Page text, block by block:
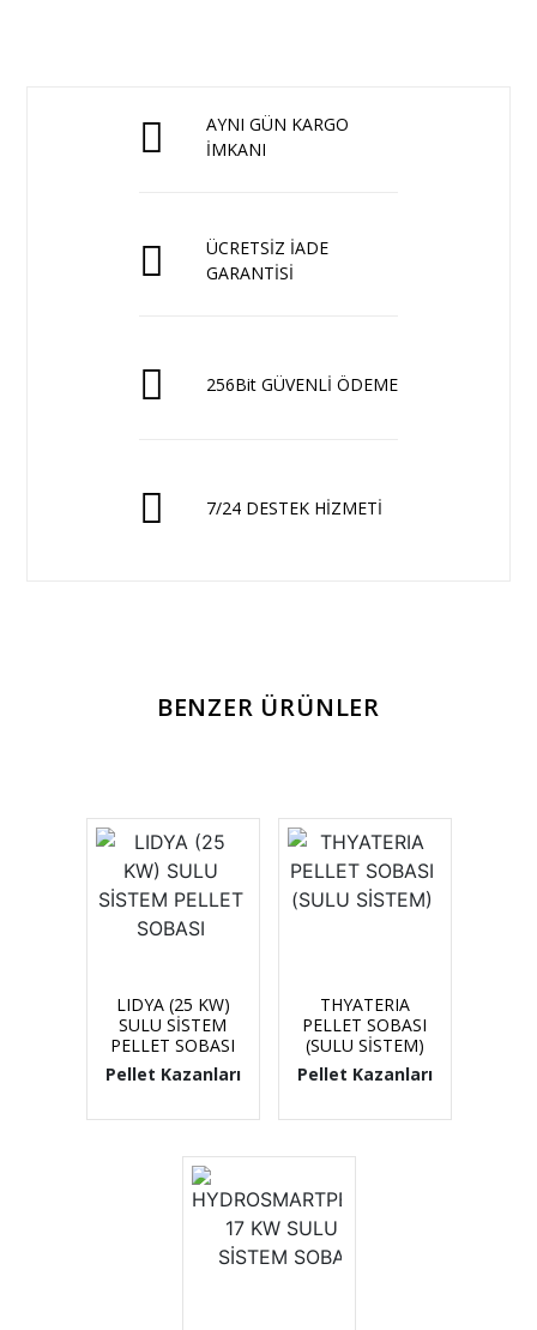
AYNI GÜN KARGO
İMKANI
ÜCRETSİZ İADE
GARANTİSİ
256Bit GÜVENLİ ÖDEME
7/24 DESTEK HİZMETİ
BENZER ÜRÜNLER
LIDYA (25 KW)
SULU SİSTEM
PELLET SOBASI
Pellet Kazanları
THYATERIA
PELLET SOBASI
(SULU SİSTEM)
Pellet Kazanları